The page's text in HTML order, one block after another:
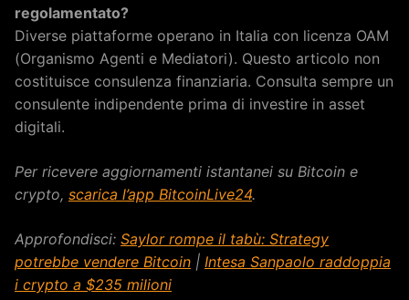
regolamentato?
Diverse piattaforme operano in Italia con licenza OAM
(Organismo Agenti e Mediatori). Questo articolo non
costituisce consulenza finanziaria. Consulta sempre un
consulente indipendente prima di investire in asset
digitali.
Per ricevere aggiornamenti istantanei su Bitcoin e
crypto, scarica l’app BitcoinLive24.
Approfondisci: Saylor rompe il tabù: Strategy
potrebbe vendere Bitcoin | Intesa Sanpaolo raddoppia
i crypto a $235 milioni